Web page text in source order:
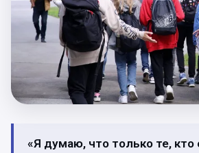
«Я думаю, что только те,